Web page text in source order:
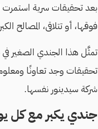
بعد تحقيقات سرية
فوقها، أو تتلاقى، المصالح
تمثَّل هذا الجندي الصغير
تحقيقات وجد تعاونًا
شركة سيدينور نفسها.
جندي يكبر مع كل